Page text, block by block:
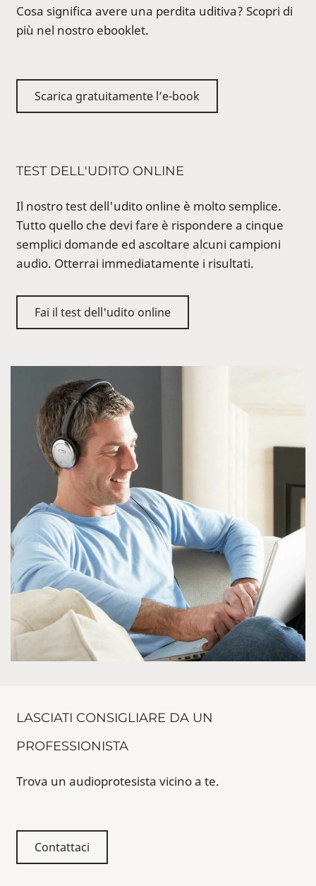
Cosa significa avere una perdita uditiva? Scopri di
più nel nostro ebooklet.
Scarica gratuitamente l’e-book
TEST DELL'UDITO ONLINE
Il nostro test dell'udito online è molto semplice.
Tutto quello che devi fare è rispondere a cinque
semplici domande ed ascoltare alcuni campioni
audio. Otterrai immediatamente i risultati.
Fai il test dell'udito online
LASCIATI CONSIGLIARE DA UN
PROFESSIONISTA
Trova un audioprotesista vicino a te.
Contattaci